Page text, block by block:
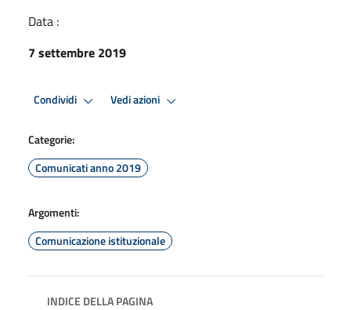
Data :
7 settembre 2019
Condividi Vedi azioni
Categorie:
Comunicati anno 2019
Argomenti:
Comunicazione istituzionale
INDICE DELLA PAGINA